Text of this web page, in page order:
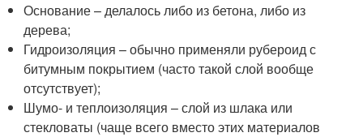
Основание – делалось либо из бетона, либо из
дерева;
Гидроизоляция – обычно применяли рубероид с
битумным покрытием (часто такой слой вообще
отсутствует);
Шумо- и теплоизоляция – слой из шлака или
стекловаты (чаще всего вместо этих материалов